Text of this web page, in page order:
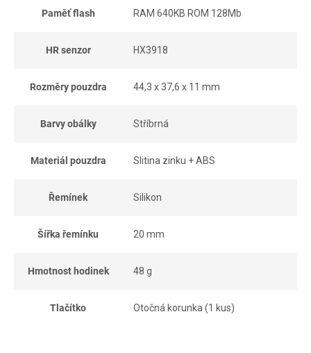
Paměť flash RAM 640KB ROM 128Mb
HR senzor HX3918
Rozměry pouzdra 44,3 x 37,6 x 11 mm
Barvy obálky Stříbrná
Materiál pouzdra Slitina zinku + ABS
Řemínek Silikon
Šířka řemínku 20 mm
Hmotnost hodinek 48 g
Tlačítko Otočná korunka (1 kus)